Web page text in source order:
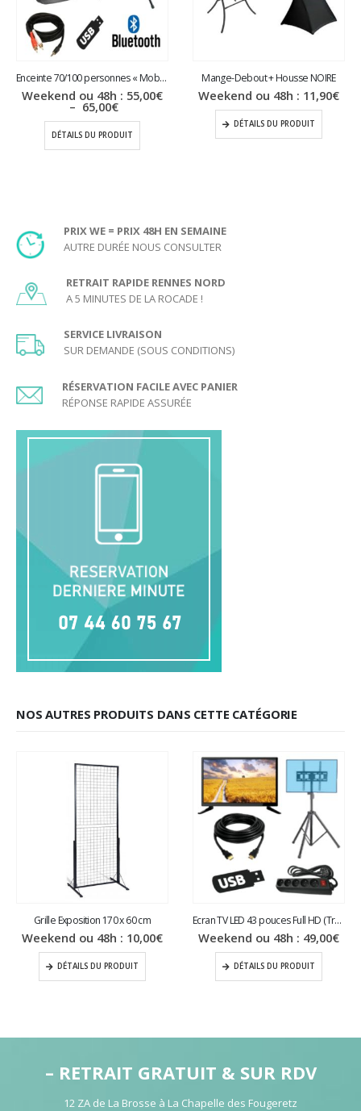
Enceinte 70/100 personnes « Mobile »
Weekend ou 48h : 55,00€
– 65,00€Plage
de
prix :
55,00€
à
DÉTAILS DU PRODUIT
Mange-Debout + Housse NOIRE
Weekend ou 48h : 11,90€
DÉTAILS DU PRODUIT
PRIX WE = PRIX 48H EN SEMAINE
AUTRE DURÉE NOUS CONSULTER
RETRAIT RAPIDE RENNES NORD
A 5 MINUTES DE LA ROCADE !
SERVICE LIVRAISON
SUR DEMANDE (SOUS CONDITIONS)
RÉSERVATION FACILE AVEC PANIER
RÉPONSE RAPIDE ASSURÉE
NOS AUTRES PRODUITS DANS CETTE CATÉGORIE
Grille Exposition 170 x 60 cm
Weekend ou 48h : 10,00€
DÉTAILS DU PRODUIT
Ecran TV LED 43 pouces Full HD (Trépied)
Weekend ou 48h : 49,00€
DÉTAILS DU PRODUIT
– RETRAIT GRATUIT & SUR RDV
12 ZA de La Brosse à La Chapelle des Fougeretz